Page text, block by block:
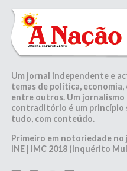
Um jornal independente e
temas de política,
entre outros. Um
contraditório é um princípio
tudo, com conteúdo.
Primeiro em notoriedade no
INE | IMC 2018 (Inquérito